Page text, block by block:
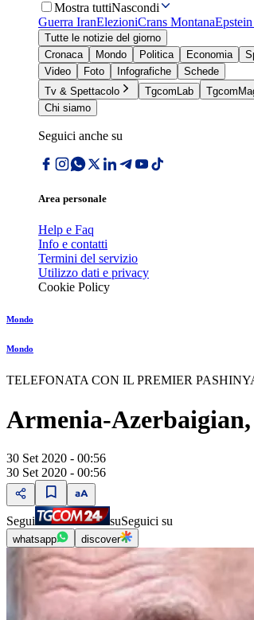
Mostra tuttiNascondi
Guerra IranElezioniCrans Montana
Tutte le notizie del giorno
Cronaca
Mondo Politica Economia
Video
Foto Infografiche
Schede
Tv & Spettacolo
TgcomLab
Chi siamo
Seguici anche su
Area personale
Help e Faq
Info e contatti
Termini del servizio
Utilizzo dati e privacy
Cookie Policy
Mondo
Mondo
TELEFONATA CON IL PREMIER
Armenia-
30 Set 2020 - 00:56
30 Set 2020 - 00:56
Segui suSeguici su
whatsapp discover